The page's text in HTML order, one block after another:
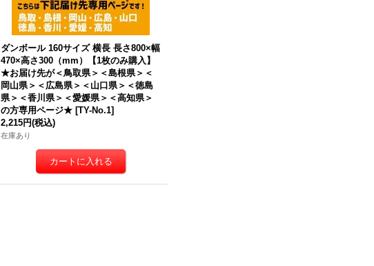
ダンボール 160サイズ 横長 長さ800×幅
470×高さ300（mm）【1枚のみ購入】
★お届け先が＜鳥取県＞＜島根県＞＜
岡山県＞＜広島県＞＜山口県＞＜徳島
県＞＜香川県＞＜愛媛県＞＜高知県＞
の方専用ページ★ [TY-No.1]
2,215円(税込)
在庫あり